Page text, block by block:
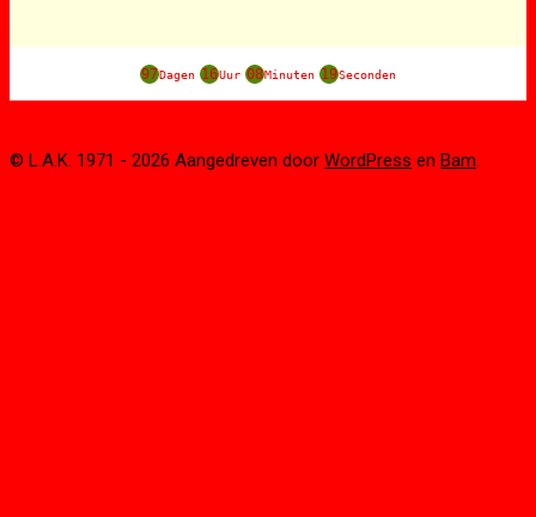
97Dagen 16Uur 08Minuten 19Seconden
© L.A.K. 1971 - 2026 Aangedreven door WordPress en Bam.